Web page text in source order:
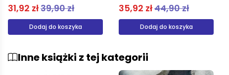
35,92 zł44,90 zł
Dodaj do koszyka
31,92 zł39,90 zł
Dodaj do koszyka
Inne książki z tej kategorii